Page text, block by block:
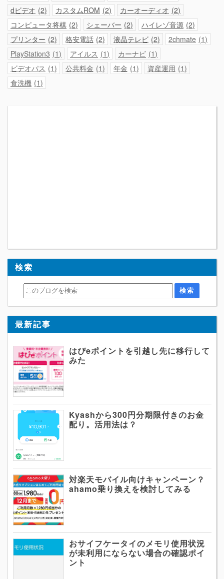
dビデオ 2 カスタムROM 2 カーオーディオ 2
コンピュータ将棋 2 シェーバー 2 ハイレゾ音源 2
プリンター 2 格安電話 2 液晶テレビ 2 2chmate 1
PlayStation3 1 アイルス 1 カーナビ 1
ビデオパス
1 公共料金 1 年金 1 資産運用 1
食洗機 1
検索
最新記事
はぴeポイントを引越し先に移行して
みた
Kyashから300円分期限付きのお金
配り。活用法は？
対楽天モバイル向けキャンペーン？
ahamo乗り換えを検討してみる
おサイフケータイのメモリ使用状況
が未利用にならない場合の確認ポイ
ント